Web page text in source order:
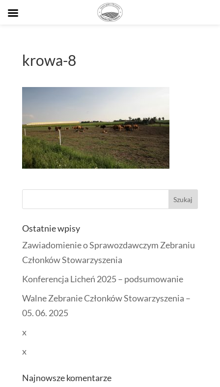
krowa-8
Ostatnie wpisy
Zawiadomienie o Sprawozdawczym Zebraniu
Członków Stowarzyszenia
Konferencja Licheń 2025 – podsumowanie
Walne Zebranie Członków Stowarzyszenia –
05. 06. 2025
x
x
Najnowsze komentarze